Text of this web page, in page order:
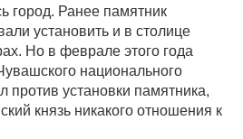
город. Ранее памятник
установить и в столице
Но в феврале этого года
национального
против установки памятника,
князь никакого отношения к